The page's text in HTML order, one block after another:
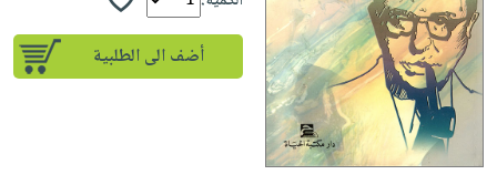
إختياراتنا
كتب
أكاديمية
صندوق
القراءة
iKitab
بلا
حدود
أسئلة
يتكرر
أسئلة
يتكرر
طرحها
تحميل
masmu3
على
المواضيع
الأكثر
مبيعاً
إختياراتنا
وسائل
تعليمية
الصحة
والعناية
الشخصية
جديد
أضف الى الطلبية